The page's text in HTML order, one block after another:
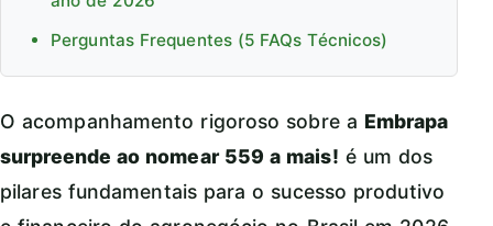
Perguntas Frequentes (5 FAQs Técnicos)
O acompanhamento rigoroso sobre a Embrapa
surpreende ao nomear 559 a mais! é um dos
pilares fundamentais para o sucesso produtivo